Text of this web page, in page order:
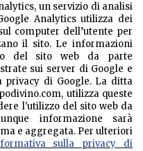
un servizio di analisi
Analytics utilizza dei
computer dell’utente per
il sito. Le informazioni
del sito web da parte
sui server di Google e
privacy di Google. La ditta
utilizza queste
l'utilizzo del sito web da
informazione sarà
e aggregata. Per ulteriori
sulla privacy di